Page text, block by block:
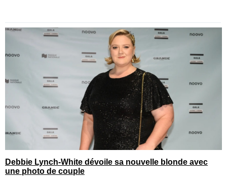
Debbie Lynch-White dévoile sa nouvelle blonde avec
une photo de couple